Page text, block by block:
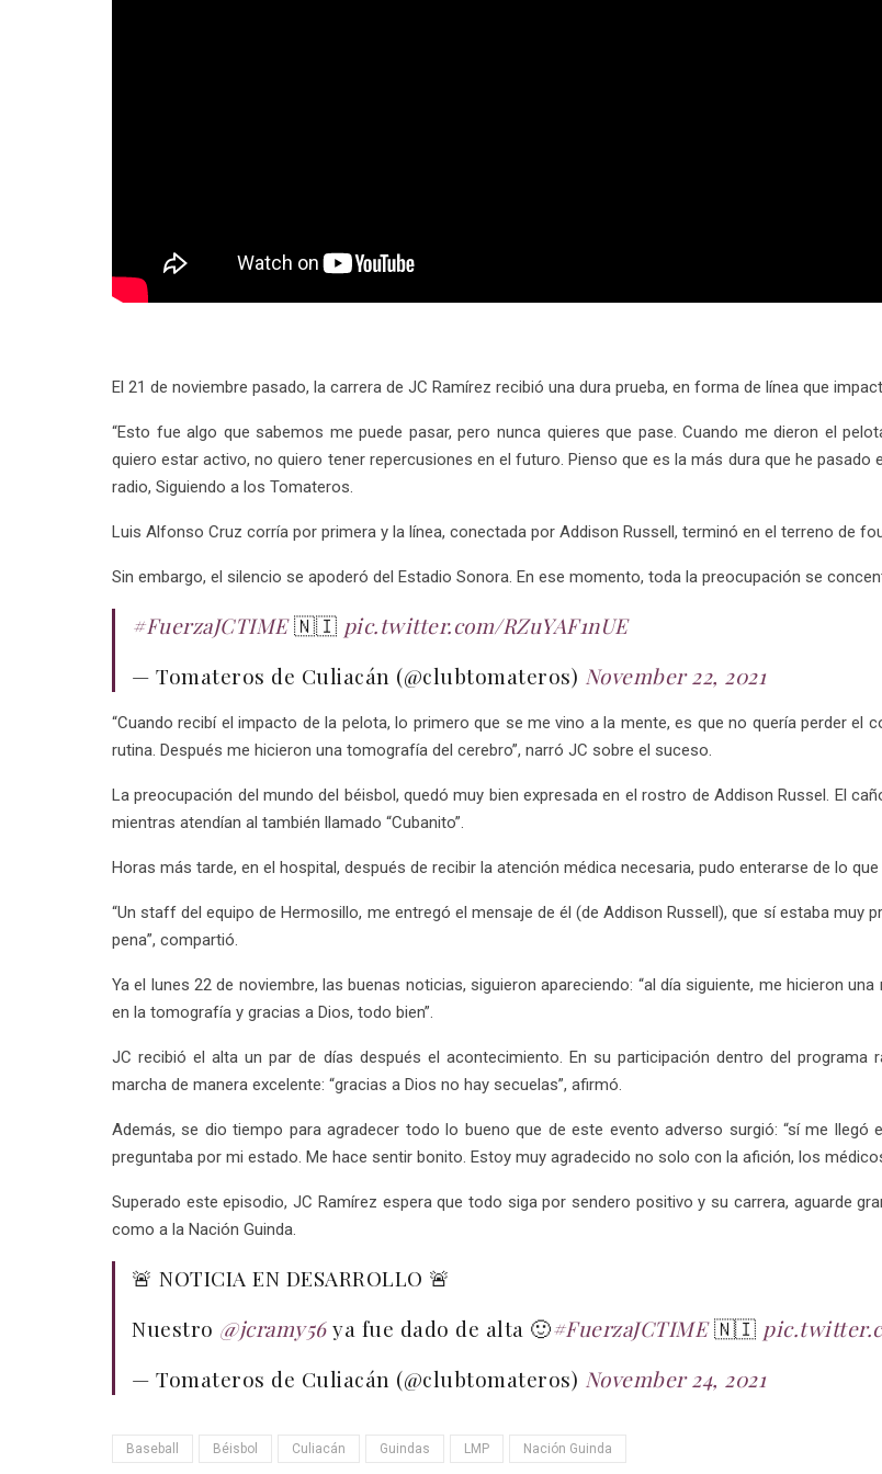
El 21 de noviembre pasado, la carrera de JC Ramírez recibió una dura prueba, en forma de línea que
“Esto fue algo que sabemos me puede pasar, pero nunca quieres que pase. Cuando me dieron el
quiero estar activo, no quiero tener repercusiones en el futuro. Pienso que es la más dura que he pasado
radio, Siguiendo a los Tomateros.
Luis Alfonso Cruz corría por primera y la línea, conectada por Addison Russell, terminó en el terreno de
Sin embargo, el silencio se apoderó del Estadio Sonora. En ese momento, toda la preocupación se
#FuerzaJCTIME🇳🇮 pic.twitter.com/RZuYAF1nUE
— Tomateros de Culiacán (@clubtomateros) November 22, 2021
“Cuando recibí el impacto de la pelota, lo primero que se me vino a la mente, es que no quería perder el
rutina. Después me hicieron una tomografía del cerebro”, narró JC sobre el suceso.
La preocupación del mundo del béisbol, quedó muy bien expresada en el rostro de Addison Russel. El
mientras atendían al también llamado “Cubanito”.
Horas más tarde, en el hospital, después de recibir la atención médica necesaria, pudo enterarse de lo
“Un staff del equipo de Hermosillo, me entregó el mensaje de él (de Addison Russell), que sí estaba muy
pena”, compartió.
Ya el lunes 22 de noviembre, las buenas noticias, siguieron apareciendo: “al día siguiente, me hicieron
en la tomografía y gracias a Dios, todo bien”.
JC recibió el alta un par de días después el acontecimiento. En su participación dentro del
marcha de manera excelente: “gracias a Dios no hay secuelas”, afirmó.
Además, se dio tiempo para agradecer todo lo bueno que de este evento adverso surgió: “sí me
preguntaba por mi estado. Me hace sentir bonito. Estoy muy agradecido no solo con la afición, los
Superado este episodio, JC Ramírez espera que todo siga por sendero positivo y su carrera, aguarde
como a la Nación Guinda.
🚨 NOTICIA EN DESARROLLO 🚨
Nuestro @jcramy56ya fue dado de alta 🙂#FuerzaJCTIME🇳🇮
— Tomateros de Culiacán (@clubtomateros) November 24, 2021
Baseball Béisbol Culiacán Guindas LMP Nación Guinda